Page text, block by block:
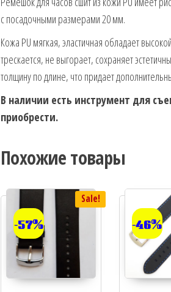
с посадочными размерами 20 мм.
Кожа PU мягкая, эластичная обладает
трескается, не выгорает, сохраняет
толщину по длине, что придает
В наличии есть инструмент для
приобрести.
Похожие товары
Sale!
-57% -46%